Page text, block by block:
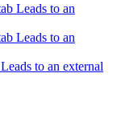
Leads to an
Leads to an
Leads to an external